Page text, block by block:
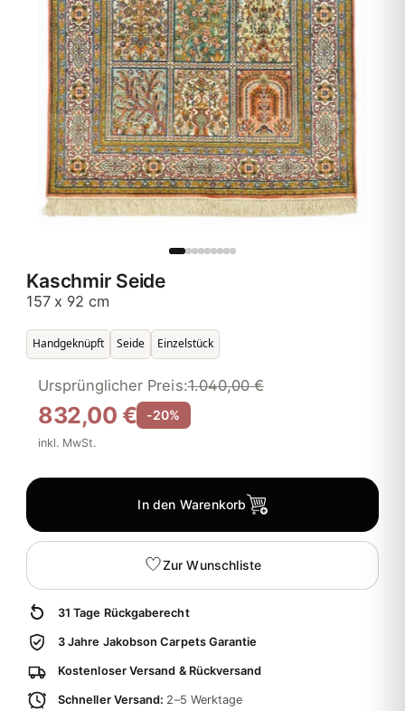
Kaschmir Seide
157 x 92 cm
Handgeknüpft Seide Einzelstück
832,00 €
Ursprünglicher Preis:1.040,00 €
-20%
inkl. MwSt.
In den Warenkorb
Zur Wunschliste
31 Tage Rückgaberecht
3 Jahre Jakobson Carpets Garantie
Kostenloser Versand & Rückversand
Schneller Versand: 2–5 Werktage